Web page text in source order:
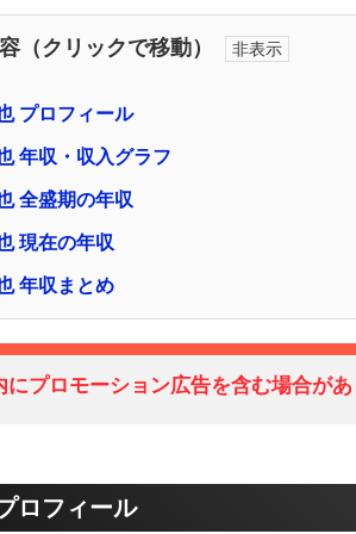
（クリックで移動）
プロフィール
年収・収入グラフ
全盛期の年収
現在の年収
年収まとめ
プロモーション広告を含む場合が
ロフィール